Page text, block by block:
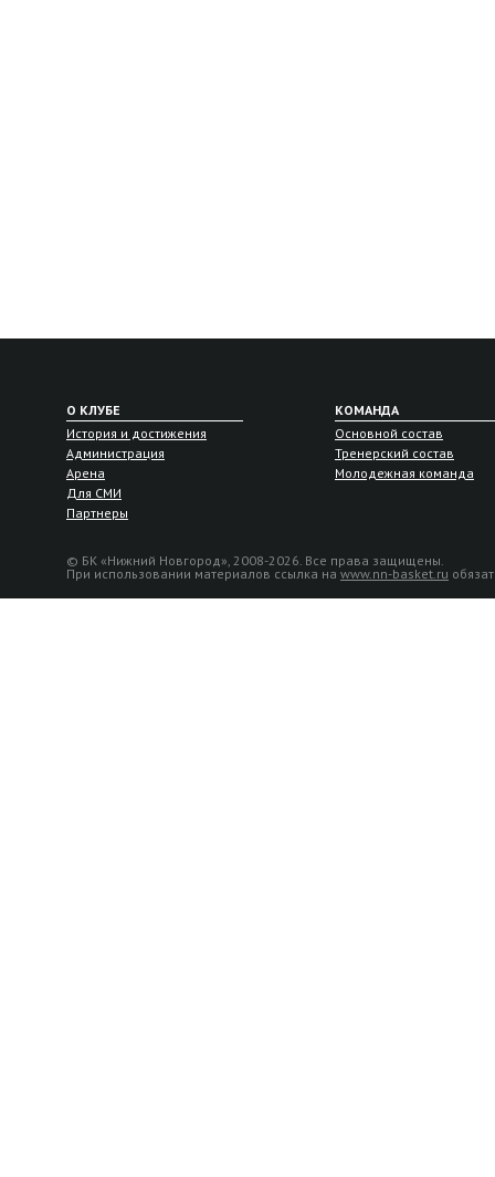
О КЛУБЕ
История и достижения
Администрация
Арена
Для СМИ
Партнеры
КОМАНДА
Основной состав
Тренерский состав
Молодежная команда
© БК «Нижний Новгород», 2008-2026. Все права защищены.
При использовании материалов ссылка на www.nn-basket.ru